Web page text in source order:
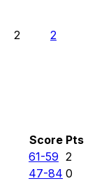
2 2
Score Pts
61-59 2
47-84 0